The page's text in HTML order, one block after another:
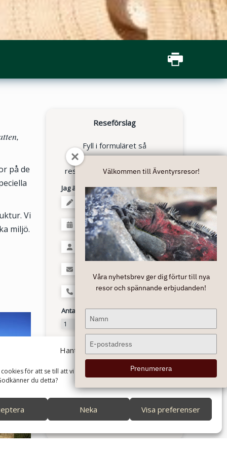
Hantera cookies
för att se till att vi ger dig den bästa upplevelsen på vår
du detta?
Neka Visa preferenser
på de
Vi
miljö.
Reseförslag
Fyll i formuläret så
återkommer vi med ett
reseförslag till dig inom kort.
Jag är intresserad av
Antal personer
Välkommen till Äventyrsresor!
Våra nyhetsbrev ger dig förtur till nya
resor och spännande erbjudanden!
name
email
Prenumerera